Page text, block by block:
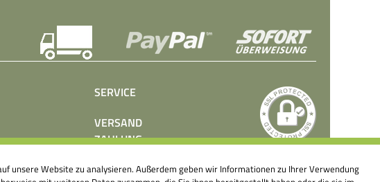
SERVICE
VERSAND
ZAHLUNG
PRESSE
unsere Website zu analysieren. Außerdem geben wir Informationen zu Ihrer Verwendung